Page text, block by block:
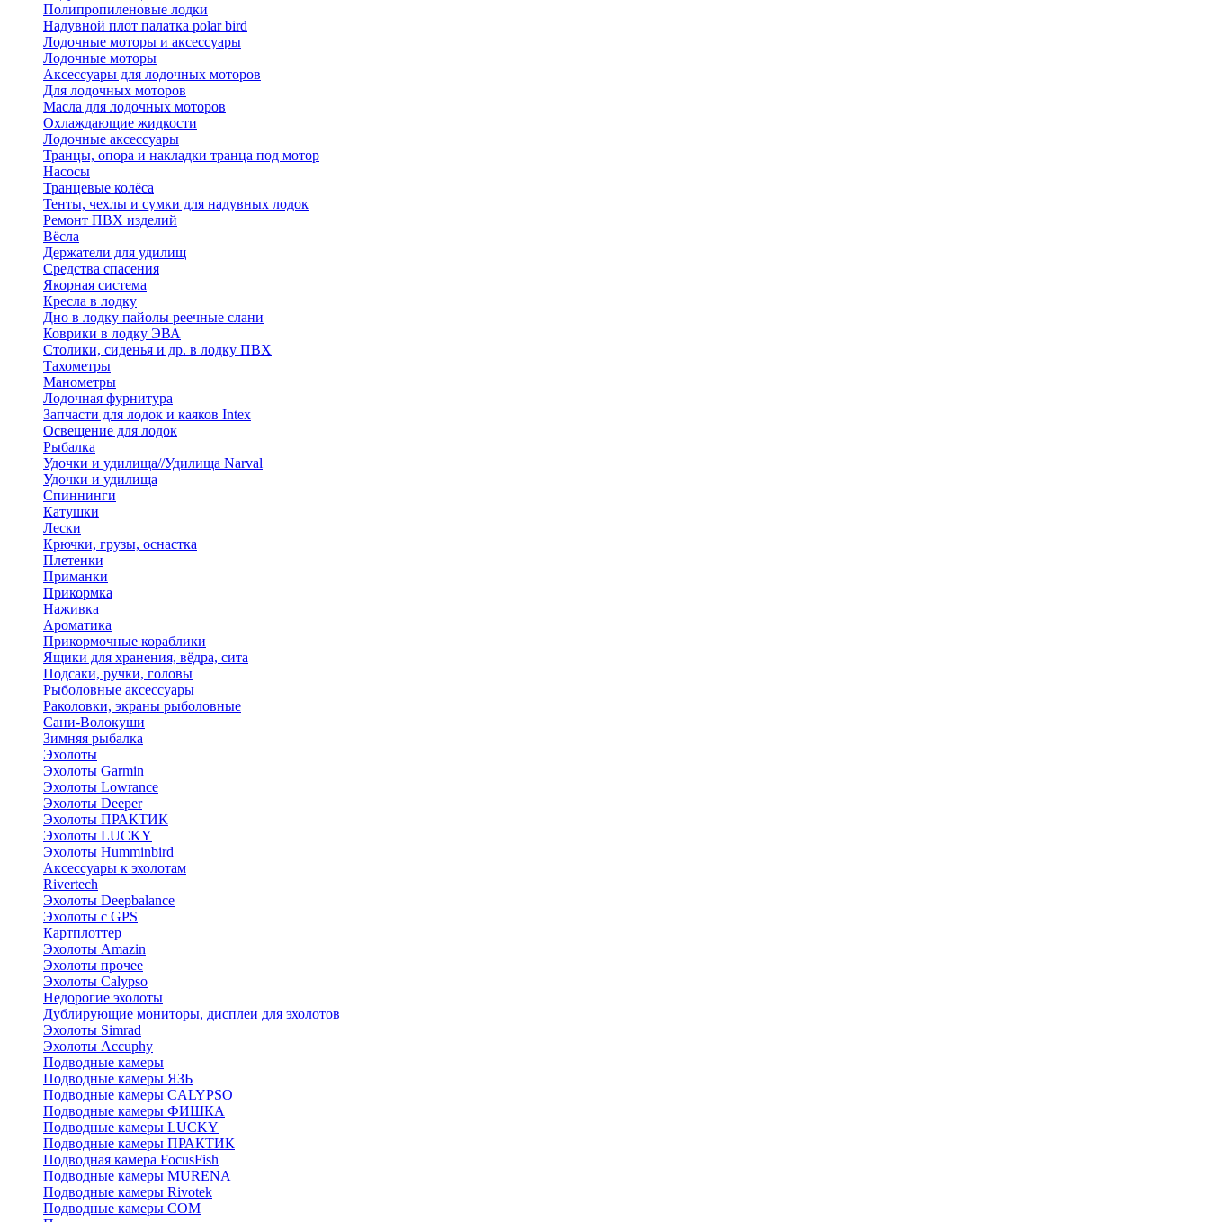
Полипропиленовые лодки
Надувной плот палатка polar bird
Лодочные моторы и аксессуары
Лодочные моторы
Аксессуары для лодочных моторов
Для лодочных моторов
Масла для лодочных моторов
Охлаждающие жидкости
Лодочные аксессуары
Транцы, опора и накладки транца под мотор
Насосы
Транцевые колёса
Тенты, чехлы и сумки для надувных лодок
Ремонт ПВХ изделий
Вёсла
Держатели для удилищ
Средства спасения
Якорная система
Кресла в лодку
Дно в лодку пайолы реечные слани
Коврики в лодку ЭВА
Столики, сиденья и др. в лодку ПВХ
Тахометры
Манометры
Лодочная фурнитура
Запчасти для лодок и каяков Intex
Освещение для лодок
Рыбалка
Удочки и удилища//Удилища Narval
Удочки и удилища
Спиннинги
Катушки
Лески
Крючки, грузы, оснастка
Плетенки
Приманки
Прикормка
Наживка
Ароматика
Прикормочные кораблики
Ящики для хранения, вёдра, сита
Подсаки, ручки, головы
Рыболовные аксессуары
Раколовки, экраны рыболовные
Сани-Волокуши
Зимняя рыбалка
Эхолоты
Эхолоты Garmin
Эхолоты Lowrance
Эхолоты Deeper
Эхолоты ПРАКТИК
Эхолоты LUCKY
Эхолоты Humminbird
Аксессуары к эхолотам
Rivertech
Эхолоты Deepbalance
Эхолоты с GPS
Картплоттер
Эхолоты Amazin
Эхолоты прочее
Эхолоты Calypso
Недорогие эхолоты
Дублирующие мониторы, дисплеи для эхолотов
Эхолоты Simrad
Эхолоты Accuphy
Подводные камеры
Подводные камеры ЯЗЬ
Подводные камеры CALYPSO
Подводные камеры ФИШКА
Подводные камеры LUCKY
Подводные камеры ПРАКТИК
Подводная камера FocusFish
Подводные камеры MURENA
Подводные камеры Rivotek
Подводные камеры СОМ